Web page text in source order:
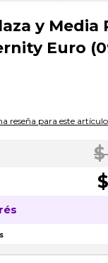
y Media
Euro
reseña para este artículo